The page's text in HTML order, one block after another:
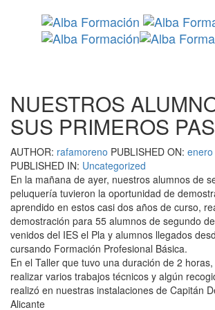
NUESTROS
SUS PRIMEROS
AUTHOR: rafamoreno PUBLISHED ON:
PUBLISHED IN: Uncategorized
En la mañana de ayer, nuestros alumnos de
peluquería tuvieron la oportunidad de
aprendido en estos casi dos años de curso,
demostración para 55 alumnos de segundo
venidos del IES el Pla y alumnos llegados
cursando Formación Profesional Básica.
En el Taller que tuvo una duración de 2
realizar varios trabajos técnicos y algún
realizó en nuestras instalaciones de Capitán
Alicante